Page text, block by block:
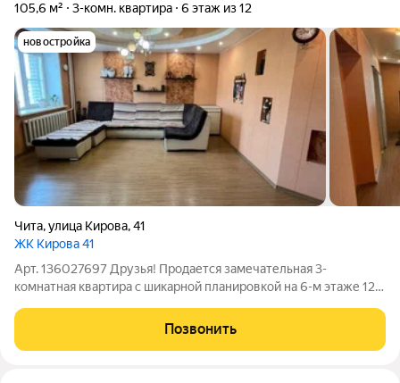
105,6 м² 3-комн. квартира 6 этаж из 12
новостройка
Чита,улица Кирова,41
ЖК Кирова 41
Арт. 136027697 Друзья! Продается замечательная 3-
комнатная квартира с шикарной планировкой на 6-м этаже 12-
г. Чита по адресу: ул. Кирова, 41. Дом кирпичный, теплый,
качественной застройки.
Позвонить